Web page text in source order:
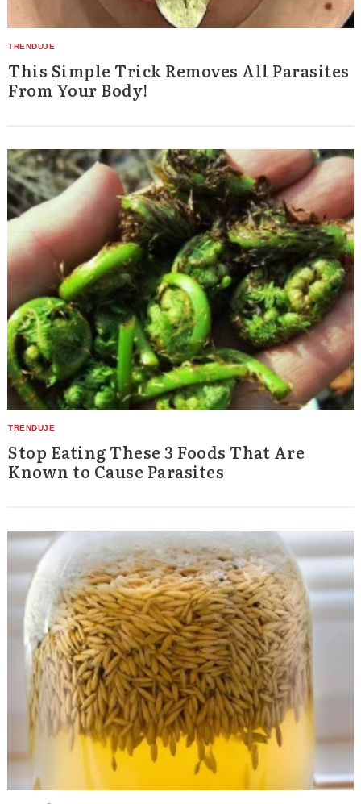
This Simple Trick Removes All Parasites
From Your Body!
Stop Eating These 3 Foods That Are
Known to Cause Parasites